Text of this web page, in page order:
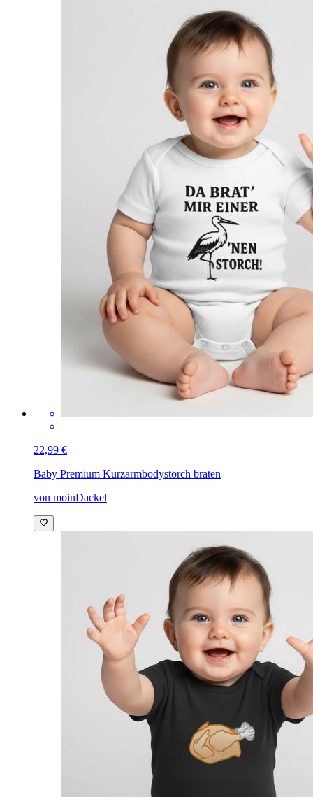
22,99 €
Baby Premium Kurzarmbodystorch braten
von moinDackel